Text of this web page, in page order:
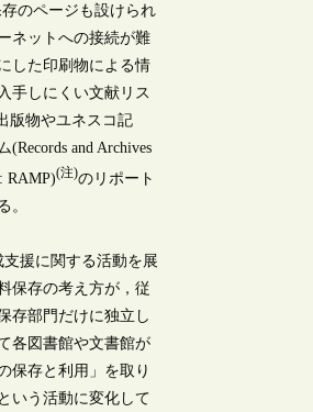
のページも設けられ
ネットへの接続が難
した印刷物による情
手しにくい文献リス
版物やユネスコ記
and Archives
RAMP)(注)のリポート
。
援に関する活動を展
保存の考え方が，従
存部門だけに独立し
各図書館や文書館が
保存と利用」を取り
いう活動に変化して